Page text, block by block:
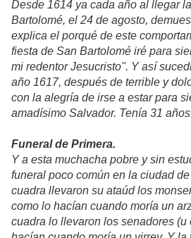
Desde 1614 ya cada año al llegar
Bartolomé, el 24 de agosto,
explica el porqué de este
fiesta de San Bartolomé iré para
mi redentor Jesucristo". Y así
año 1617, después de terrible y
con la alegría de irse a estar para
amadísimo Salvador. Tenía 31
Funeral de Primera.
Y a esta muchacha pobre y sin
funeral poco común en la ciudad
cuadra llevaron su ataúd los
como lo hacían cuando moría un
cuadra lo llevaron los senadores (u